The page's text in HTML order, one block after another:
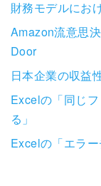
財務モデルにお
Amazon流意思
Door
日本企業の収益
Excelの「同じ
る」
Excelの「エラー